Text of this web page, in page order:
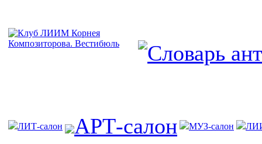
ЛИТ-салон АРТ-салон МУЗ-салон